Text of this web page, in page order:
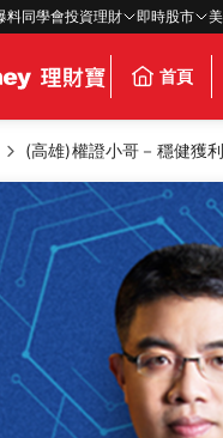
料同學會投資理財 即時股市
首頁
(高雄)權證小哥－穩健獲